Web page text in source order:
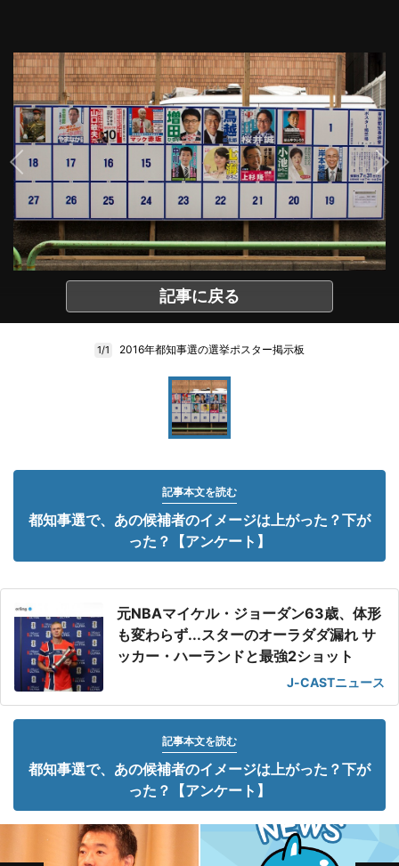
記事に戻る
1/1 2016年都知事選の選挙ポスター掲示板
記事本文を読む
都知事選で、あの候補者のイメージは上がった？下が
った？【アンケート】
元NBAマイケル・ジョーダン63歳、体形
も変わらず...スターのオーラダダ漏れ サ
ッカー・ハーランドと最強2ショット
J-CASTニュース
記事本文を読む
都知事選で、あの候補者のイメージは上がった？下が
った？【アンケート】